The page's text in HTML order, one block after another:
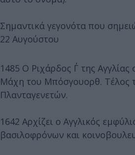
Σημαντικά γεγονότα που
22 Αυγούστου
1485 Ο Ριχάρδος Γ΄ της
Μάχη του Μπόσγουορθ. Τέλος
Πλανταγενετών.
1642 Αρχίζει ο Αγγλικός
βασιλοφρόνων και